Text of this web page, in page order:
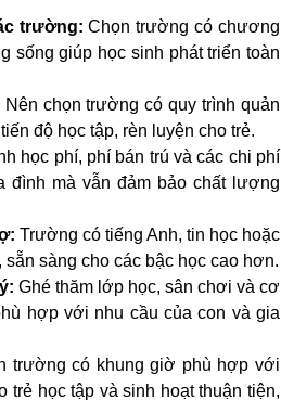
trường: Chọn trường có chương
sống giúp học sinh phát triển toàn
Nên chọn trường có quy trình quản
độ học tập, rèn luyện cho trẻ.
học phí, phí bán trú và các chi phí
mà vẫn đảm bảo chất lượng
Trường có tiếng Anh, tin học hoặc
sàng cho các bậc học cao hơn.
Ghé thăm lớp học, sân chơi và cơ
hợp với nhu cầu của con và gia
trường có khung giờ phù hợp với
trẻ học tập và sinh hoạt thuận tiện,